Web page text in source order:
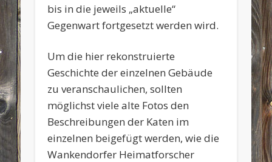
bis in die jeweils „aktuelle“
Gegenwart fortgesetzt werden wird.
Um die hier rekonstruierte
Geschichte der einzelnen Gebäude
zu veranschaulichen, sollten
möglichst viele alte Fotos den
Beschreibungen der Katen im
einzelnen beigefügt werden, wie die
Wankendorfer Heimatforscher